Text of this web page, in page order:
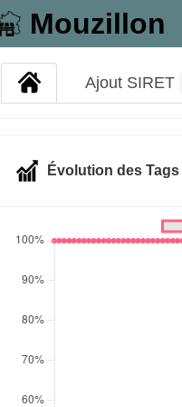
Mouzillon
Ajout SIRET
Évolution des